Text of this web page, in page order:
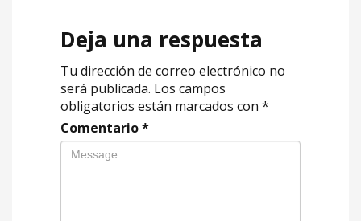
Deja una respuesta
Tu dirección de correo electrónico no
será publicada. Los campos
obligatorios están marcados con *
Comentario*